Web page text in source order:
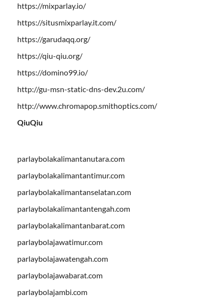
https://mixparlay.io/
https://situsmixparlay.it.com/
https://garudaqq.org/
https://qiu-qiu.org/
https://domino99.io/
http://gu-msn-static-dns-dev.2u.com/
http://www.chromapop.smithoptics.com/
QiuQiu
parlaybolakalimantanutara.com
parlaybolakalimantantimur.com
parlaybolakalimantanselatan.com
parlaybolakalimantantengah.com
parlaybolakalimantanbarat.com
parlaybolajawatimur.com
parlaybolajawatengah.com
parlaybolajawabarat.com
parlaybolajambi.com